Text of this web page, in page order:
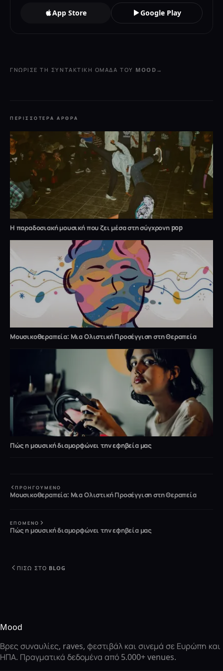
App Store Google Play
ΓΝΏΡΙΣΕ ΤΗ ΣΥΝΤΑΚΤΙΚΉ ΟΜΆΔΑ ΤΟΥ MOOD →
ΠΕΡΙΣΣΌΤΕΡΑ ΆΡΘΡΑ
Η παραδοσιακή μουσική που ζει μέσα στη σύγχρονη pop
Μουσικοθεραπεία: Μια Ολιστική Προσέγγιση στη Θεραπεία
Πώς η μουσική διαμορφώνει την εφηβεία μας
ΠΡΟΗΓΟΎΜΕΝΟ
Μουσικοθεραπεία: Μια Ολιστική Προσέγγιση στη Θεραπεία
ΕΠΌΜΕΝΟ
Πώς η μουσική διαμορφώνει την εφηβεία μας
ΠΊΣΩ ΣΤΟ BLOG
Mood
Βρες συναυλίες, raves, φεστιβάλ και σινεμά σε Ευρώπη και
ΗΠΑ. Πραγματικά δεδομένα από 5.000+ venues.